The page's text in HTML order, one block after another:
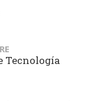
Tecnología